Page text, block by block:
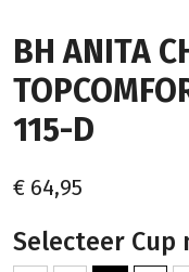
BH ANITA
115-D
€ 64,95
Selecteer Cup